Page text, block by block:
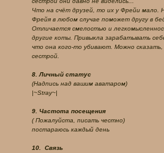
Что на счёт друзей, то их у Фрейи мало.
Фрейя в любом случае поможет другу в
Отличается смелостью и
другие коты. Привыкла зарабатывать
что она кого-то убивают. Можно
сестрой.
8. Личный статус
(Надпись над вашим аватаром)
|~Stray~|
9. Частота посещения
( Пожалуйста, писать честно)
постараюсь каждый день
10. Связь